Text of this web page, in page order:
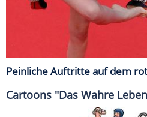
Peinliche Auftritte auf dem
Cartoons "Das Wahre